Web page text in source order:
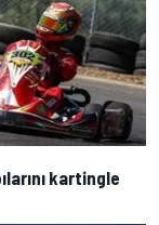
kartingle